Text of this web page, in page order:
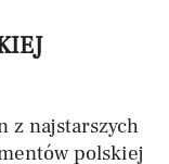
z najstarszych
polskiej